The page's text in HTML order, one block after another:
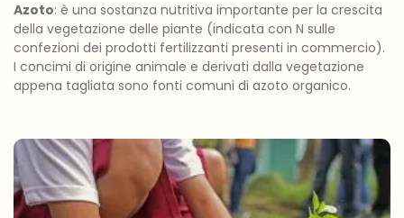
Azoto: è una sostanza nutritiva importante per la crescita
della vegetazione delle piante (indicata con N sulle
confezioni dei prodotti fertilizzanti presenti in commercio).
I concimi di origine animale e derivati dalla vegetazione
appena tagliata sono fonti comuni di azoto organico.